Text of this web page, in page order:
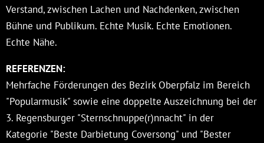
Verstand, zwischen Lachen und Nachdenken, zwischen
Bühne und Publikum. Echte Musik. Echte Emotionen.
Echte Nähe.
REFERENZEN:
Mehrfache Förderungen des Bezirk Oberpfalz im Bereich
"Popularmusik" sowie eine doppelte Auszeichnung bei der
3. Regensburger "Sternschnuppe(r)nnacht" in der
Kategorie "Beste Darbietung Coversong" und "Bester